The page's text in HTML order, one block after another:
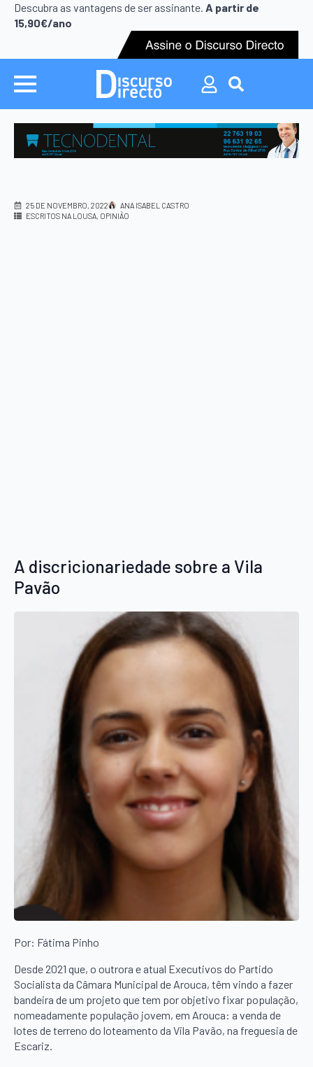
Descubra as vantagens de ser assinante. A partir de
15,90€/ano
Search
for:
Search
25 DE NOVEMBRO, 2022
ANA ISABEL CASTRO
ESCRITOS NA LOUSA OPINIÃO
A discricionariedade sobre a Vila
Pavão
Por: Fátima Pinho
Desde 2021 que, o outrora e atual Executivos do Partido
Socialista da Câmara Municipal de Arouca, têm vindo a fazer
bandeira de um projeto que tem por objetivo fixar população,
nomeadamente população jovem, em Arouca: a venda de
lotes de terreno do loteamento da Vila Pavão, na freguesia de
Escariz.